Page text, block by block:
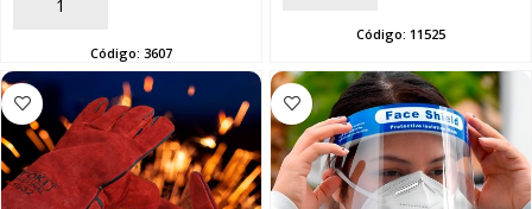
AÑADIR
Código: 3607
Código: 11525
SEGUÍ COMPRANDO